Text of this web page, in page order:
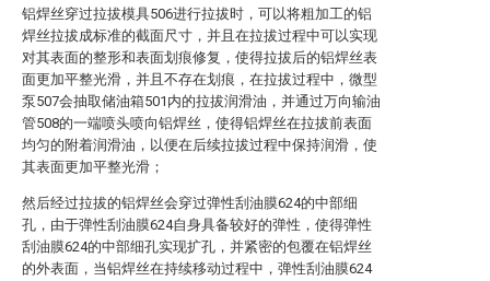
铝焊丝穿过拉拔模具506进行拉拔时，可以将粗加工的铝
焊丝拉拔成标准的截面尺寸，并且在拉拔过程中可以实现
对其表面的整形和表面划痕修复，使得拉拔后的铝焊丝表
面更加平整光滑，并且不存在划痕，在拉拔过程中，微型
泵507会抽取储油箱501内的拉拔润滑油，并通过万向输油
管508的一端喷头喷向铝焊丝，使得铝焊丝在拉拔前表面
均匀的附着润滑油，以便在后续拉拔过程中保持润滑，使
其表面更加平整光滑；
然后经过拉拔的铝焊丝会穿过弹性刮油膜624的中部细
孔，由于弹性刮油膜624自身具备较好的弹性，使得弹性
刮油膜624的中部细孔实现扩孔，并紧密的包覆在铝焊丝
的外表面，当铝焊丝在持续移动过程中，弹性刮油膜624